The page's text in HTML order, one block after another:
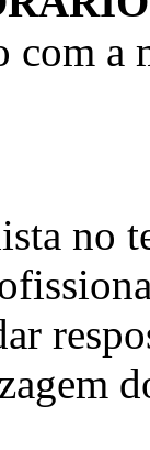
com a
no